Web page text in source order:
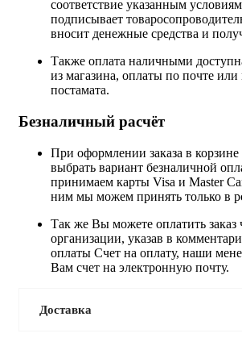
соответствие указанным
подписывает
вносит денежные средства и
Также оплата наличными
из магазина, оплаты по почте или
постамата.
Безналичный расчёт
При оформлении заказа в
выбрать вариант безналичной
принимаем карты Visa и Master
ним мы можем принять только в
Так же Вы можете оплатить заказ
организации, указав в
оплаты Счет на оплату, наши
Вам счет на электронную почту.
Доставка